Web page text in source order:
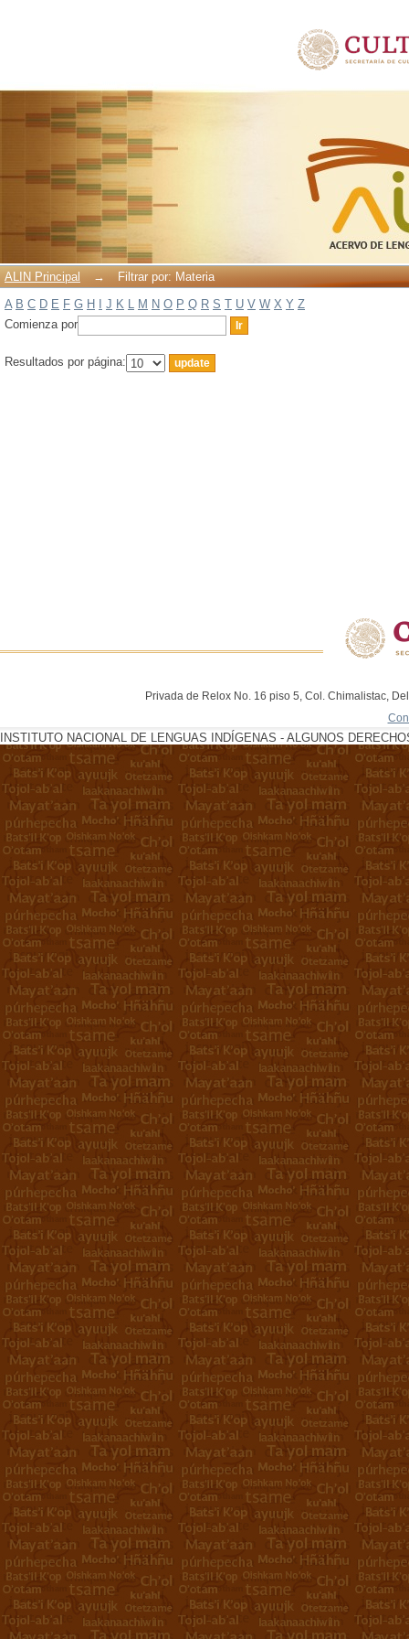
ALIN Principal →
Filtrar por: Materia
A B C D E F G H J K L M N O P Q R S T U V W X Y Z
Comienza por
Resultados por página:
Privada de Relox No. 16 piso 5, Col. Chimalistac,
INSTITUTO NACIONAL DE LENGUAS INDÍGENAS - ALGUNOS